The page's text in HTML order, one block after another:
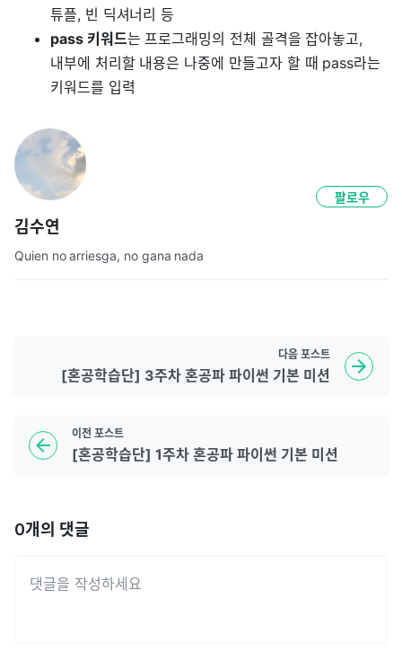
튜플, 빈 딕셔너리 등
pass 키워드는 프로그래밍의 전체 골격을 잡아놓고,
내부에 처리할 내용은 나중에 만들고자 할 때 pass라는
키워드를 입력
김수연
Quien no arriesga, no gana nada
팔로우
이전 포스트
[혼공학습단] 1주차 혼공파 파이썬 기본 미션
다음 포스트
[혼공학습단] 3주차 혼공파 파이썬 기본 미션
0개의 댓글